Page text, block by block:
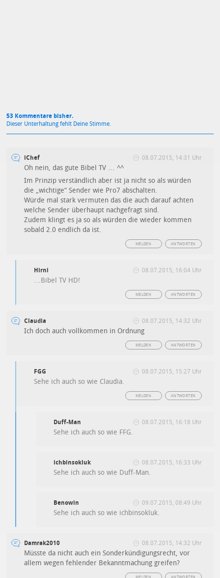
53 Kommentare bisher.
Dieser Unterhaltung fehlt Deine Stimme.
iChef 08.07.2015, 14:31 Uhr
Oh nein, das gute Bibel TV … ^^
Im Prinzip verständlich aber ist ja nicht so als würden
die „wichtige“ Sender wie Pro7 abschalten.
Würde mal stark vermuten das die auch darauf achten
welche Sender überhaupt nachgefragt sind.
Zudem klingt es ja so als würden die wieder kommen
sobald 2.0 endlich da ist.
ANTWORTEN
MELDEN
Hirni 08.07.2015, 16:04 Uhr
…Bibel TV HD!
ANTWORTEN
MELDEN
Claudia 08.07.2015, 14:32 Uhr
Ich doch auch vollkommen in Ordnung
ANTWORTEN
MELDEN
FGG 08.07.2015, 15:27 Uhr
Sehe ich auch so wie Claudia.
ANTWORTEN
MELDEN
Duff-Man 08.07.2015, 16:18 Uhr
Sehe ich auch so wie FFG.
ichbinsokluk 08.07.2015, 16:33 Uhr
Sehe ich auch so wie Duff-Man.
Benowin 09.07.2015, 08:49 Uhr
Sehe ich auch so wie ichbinsokluk.
Damrak2010 08.07.2015, 14:32 Uhr
Müsste da nicht auch ein Sonderkündigungsrecht, vor
allem wegen fehlender Bekanntmachung greifen?